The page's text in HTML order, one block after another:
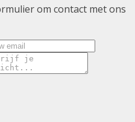
om contact met ons